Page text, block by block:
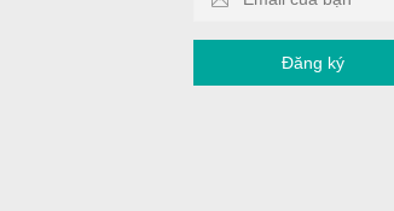
Đăng ký